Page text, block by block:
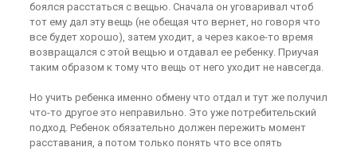
боялся расстаться с вещью. Сначала он уговаривал чтоб
тот ему дал эту вещь (не обещая что вернет, но говоря что
все будет хорошо), затем уходит, а через какое-то время
возвращался с этой вещью и отдавал ее ребенку. Приучая
таким образом к тому что вещь от него уходит не навсегда.
Но учить ребенка именно обмену что отдал и тут же получил
что-то другое это неправильно. Это уже потребительский
подход. Ребенок обязательно должен пережить момент
расставания, а потом только понять что все опять